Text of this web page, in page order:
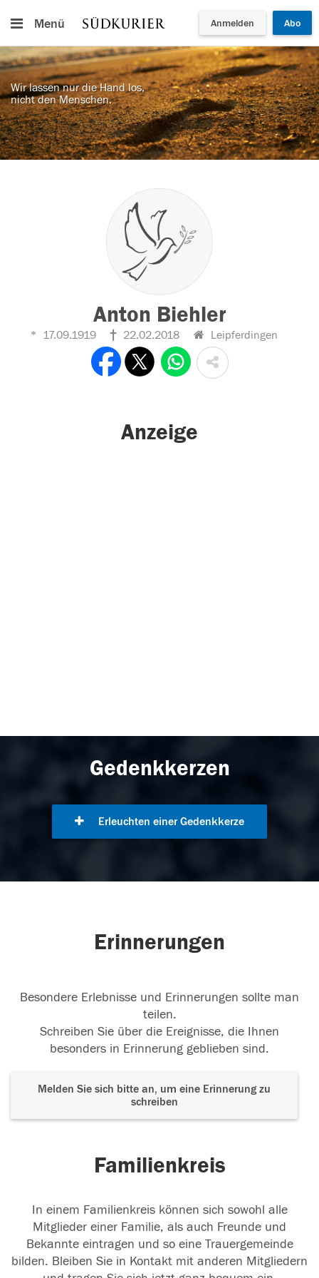
Menü Anmelden Abo
Wir lassen nur die Hand los,
nicht den Menschen.
Anton Biehler
17.09.1919 22.02.2018 Leipferdingen
Anzeige
Gedenkkerzen
Erleuchten einer Gedenkkerze
Erinnerungen
Besondere Erlebnisse und Erinnerungen sollte man
teilen.
Schreiben Sie über die Ereignisse, die Ihnen
besonders in Erinnerung geblieben sind.
Melden Sie sich bitte an, um eine Erinnerung zu
schreiben
Familienkreis
In einem Familienkreis können sich sowohl alle
Mitglieder einer Familie, als auch Freunde und
Bekannte eintragen und so eine Trauergemeinde
bilden. Bleiben Sie in Kontakt mit anderen Mitgliedern